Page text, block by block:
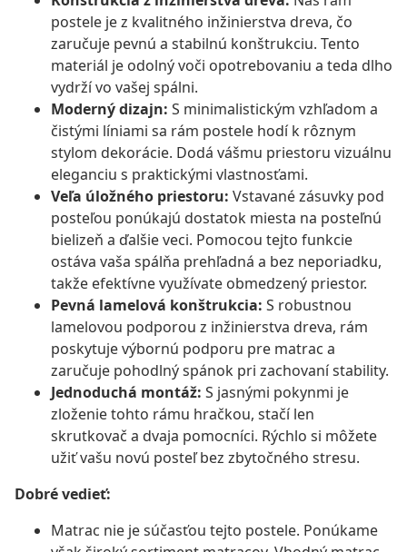
postele je z kvalitného inžinierstva dreva, čo
zaručuje pevnú a stabilnú konštrukciu. Tento
materiál je odolný voči opotrebovaniu a teda dlho
vydrží vo vašej spálni.
Moderný dizajn: S minimalistickým vzhľadom a
čistými líniami sa rám postele hodí k rôznym
stylom dekorácie. Dodá vášmu priestoru vizuálnu
eleganciu s praktickými vlastnosťami.
Veľa úložného priestoru: Vstavané zásuvky pod
posteľou ponúkajú dostatok miesta na posteľnú
bielizeň a ďalšie veci. Pomocou tejto funkcie
ostáva vaša spálňa prehľadná a bez neporiadku,
takže efektívne využívate obmedzený priestor.
Pevná lamelová konštrukcia: S robustnou
lamelovou podporou z inžinierstva dreva, rám
poskytuje výbornú podporu pre matrac a
zaručuje pohodlný spánok pri zachovaní stability.
Jednoduchá montáž: S jasnými pokynmi je
zloženie tohto rámu hračkou, stačí len
skrutkovač a dvaja pomocníci. Rýchlo si môžete
užiť vašu novú posteľ bez zbytočného stresu.
Dobré vedieť:
Matrac nie je súčasťou tejto postele. Ponúkame